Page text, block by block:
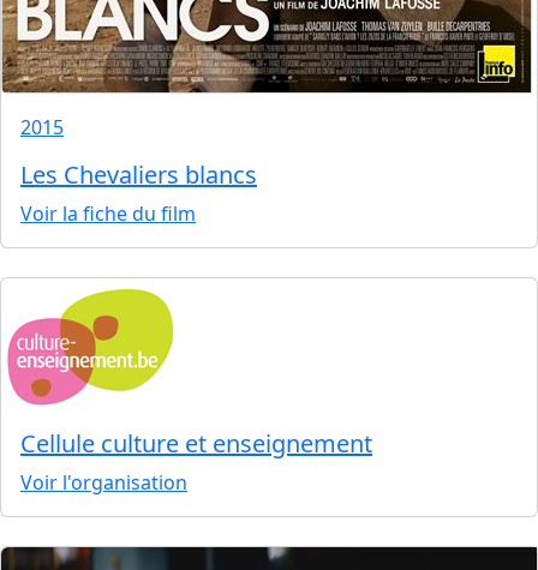
2015
Les Chevaliers blancs
Voir la fiche du film
Cellule culture et enseignement
Voir l'organisation